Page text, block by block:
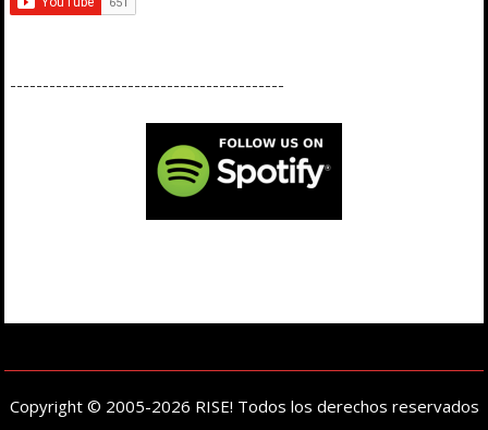
------------------------------------------
Copyright © 2005-2026 RISE! Todos los derechos reservados